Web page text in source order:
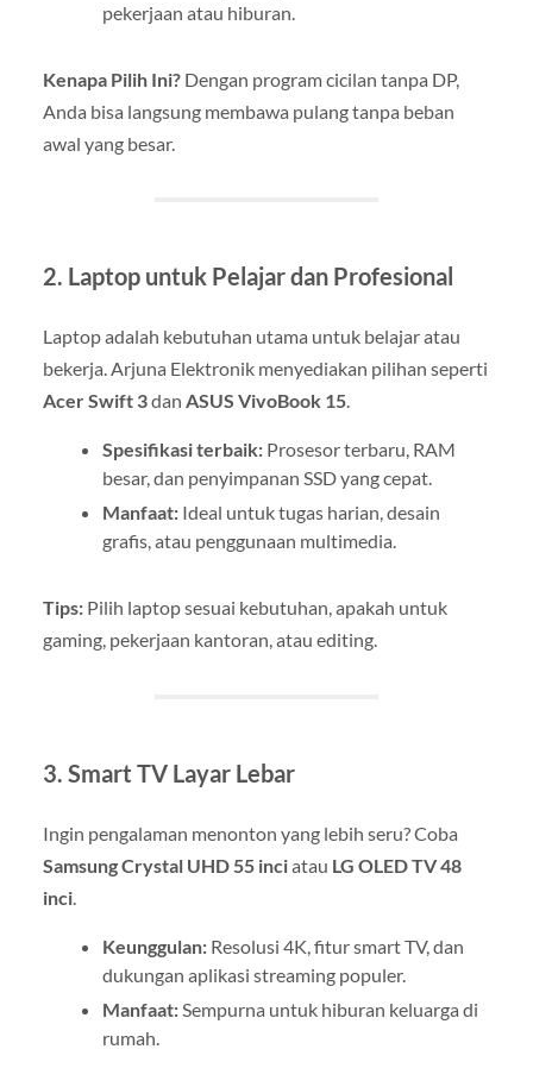
pekerjaan atau hiburan.
Kenapa Pilih Ini?Dengan program cicilan tanpa DP,
Anda bisa langsung membawa pulang tanpa beban
awal yang besar.
2. Laptop untuk Pelajar dan Profesional
Laptop adalah kebutuhan utama untuk belajar atau
bekerja. Arjuna Elektronik menyediakan pilihan seperti
Acer Swift 3dan ASUS VivoBook 15.
Spesifikasi terbaik:Prosesor terbaru, RAM
besar, dan penyimpanan SSD yang cepat.
Manfaat:Ideal untuk tugas harian, desain
grafis, atau penggunaan multimedia.
Tips:Pilih laptop sesuai kebutuhan, apakah untuk
gaming, pekerjaan kantoran, atau editing.
3. Smart TV Layar Lebar
Ingin pengalaman menonton yang lebih seru? Coba
Samsung Crystal UHD 55 inciatau LG OLED TV 48
inci.
Keunggulan:Resolusi 4K, fitur smart TV, dan
dukungan aplikasi streaming populer.
Manfaat:Sempurna untuk hiburan keluarga di
rumah.